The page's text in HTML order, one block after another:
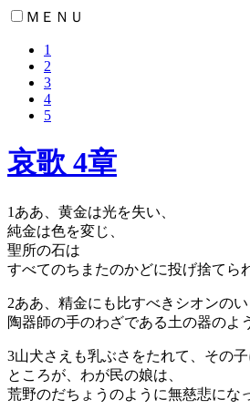
ＭＥＮＵ
1
2
3
4
5
哀歌 4章
1 ああ、黄金は光を失い、
純金は色を変じ、
聖所の石は
すべてのちまたのかどに投げ捨てら
2ああ、精金にも比すべきシオンのい
陶器師の手のわざである土の器のよ
3山犬さえも乳ぶさをたれて、その子
ところが、わが民の娘は、
荒野のだちょうのように無慈悲にな